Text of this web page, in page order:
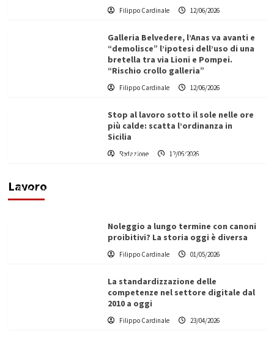
Filippo Cardinale 12/06/2026
Galleria Belvedere, l’Anas va avanti e
“demolisce” l’ipotesi dell’uso di una
bretella tra via Lioni e Pompei.
“Rischio crollo galleria”
Filippo Cardinale 12/06/2026
Stop al lavoro sotto il sole nelle ore
più calde: scatta l’ordinanza in
Sicilia
Redazione 12/06/2026
Lavoro
Vino in Italia: il giro d’affari contribuisce
Filippo Cardinale
Noleggio a lungo termine con canoni
proibitivi? La storia oggi è diversa
Filippo Cardinale 01/05/2026
La standardizzazione delle
competenze nel settore digitale dal
2010 a oggi
Filippo Cardinale 23/04/2026